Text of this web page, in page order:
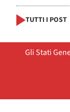
TUTTI I POST
Gli Stati